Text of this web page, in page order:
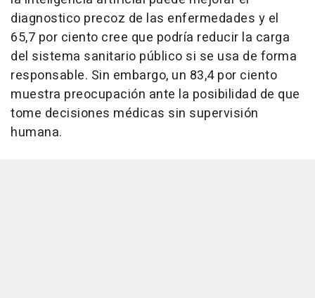
diagnostico precoz de las enfermedades y el
65,7 por ciento cree que podría reducir la carga
del sistema sanitario público si se usa de forma
responsable. Sin embargo, un 83,4 por ciento
muestra preocupación ante la posibilidad de que
tome decisiones médicas sin supervisión
humana.